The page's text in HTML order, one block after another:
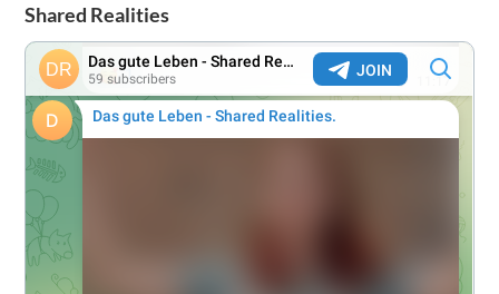
Shared Realities